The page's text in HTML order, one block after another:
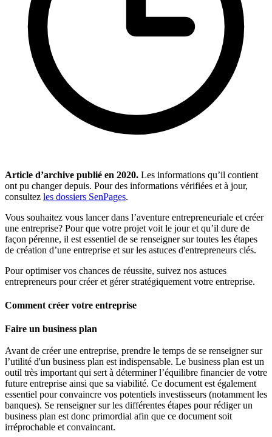
Article d’archive publié en 2020. Les informations qu’il contient
ont pu changer depuis. Pour des informations vérifiées et à jour,
consultez les dossiers SenPages.
Vous souhaitez vous lancer dans l’aventure entrepreneuriale et créer
une entreprise? Pour que votre projet voit le jour et qu’il dure de
façon pérenne, il est essentiel de se renseigner sur toutes les étapes
de création d’une entreprise et sur les astuces d'entrepreneurs clés.
Pour optimiser vos chances de réussite, suivez nos astuces
entrepreneurs pour créer et gérer stratégiquement votre entreprise.
Comment créer votre entreprise
Faire un business plan
Avant de créer une entreprise, prendre le temps de se renseigner sur
l’utilité d'un business plan est indispensable. Le business plan est un
outil très important qui sert à déterminer l’équilibre financier de votre
future entreprise ainsi que sa viabilité. Ce document est également
essentiel pour convaincre vos potentiels investisseurs (notamment les
banques). Se renseigner sur les différentes étapes pour rédiger un
business plan est donc primordial afin que ce document soit
irréprochable et convaincant.